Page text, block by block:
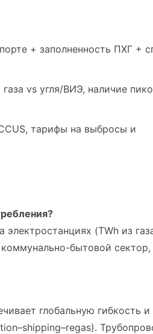
+ заполненность ПХГ +
vs угля/ВИЭ, наличие
тарифы на выбросы и
(TWh из
бытовой сектор,
глобальную гибкость и